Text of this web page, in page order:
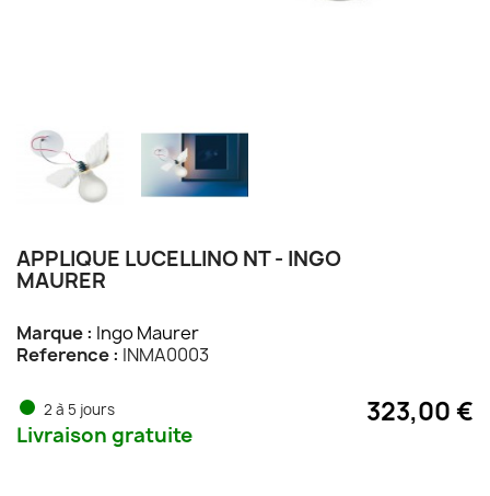
APPLIQUE LUCELLINO NT - INGO
MAURER
Marque : Ingo Maurer
Reference : INMA0003
2 à 5 jours 323,00 €
Livraison gratuite